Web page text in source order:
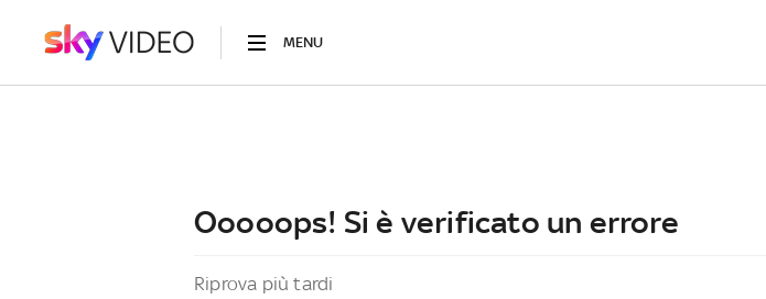
MENU
Ooooops! Si è verificato un errore
Riprova più tardi